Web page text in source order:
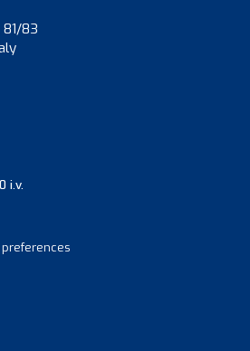
83
i.v.
preferences